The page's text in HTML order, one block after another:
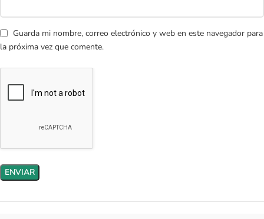
Guarda mi nombre, correo electrónico y web en este navegador para
la próxima vez que comente.